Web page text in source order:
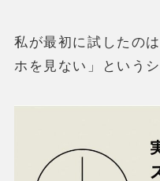
私が最初に試したの
ホを見ない」という